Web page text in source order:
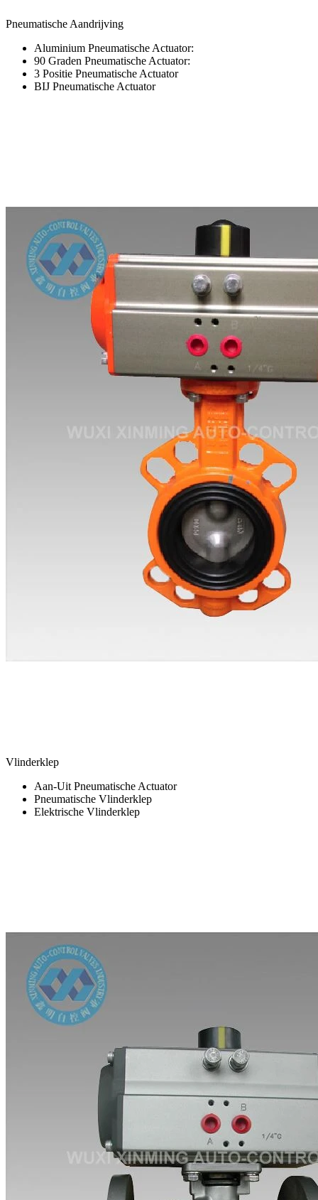
Pneumatische Aandrijving
Aluminium Pneumatische Actuator:
90 Graden Pneumatische Actuator:
3 Positie Pneumatische Actuator
BIJ Pneumatische Actuator
Vlinderklep
Aan-Uit Pneumatische Actuator
Pneumatische Vlinderklep
Elektrische Vlinderklep